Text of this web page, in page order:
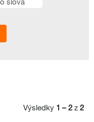
Výsledky 1 – 2 z 2